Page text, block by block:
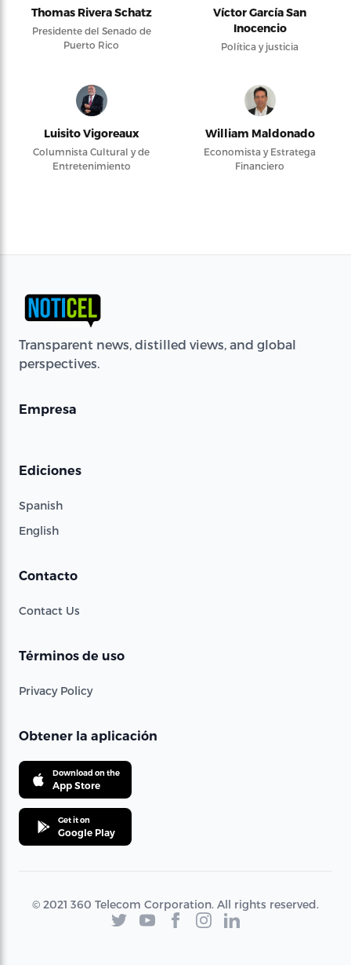
Thomas Rivera Schatz
Presidente del Senado de
Puerto Rico
Víctor García San
Inocencio
Política y justicia
Luisito Vigoreaux
Columnista Cultural y de
Entretenimiento
William Maldonado
Economista y Estratega
Financiero
Transparent news, distilled views, and global
perspectives.
Empresa
Ediciones
Spanish
English
Contacto
Contact Us
Términos de uso
Privacy Policy
Obtener la aplicación
Download on the
App Store
Get it on
Google Play
© 2021 360 Telecom Corporation. All rights reserved.